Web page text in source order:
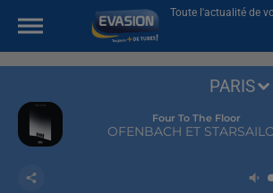
Toute l'actualité de
Four To The Floor
OFENBACH ET
PARIS